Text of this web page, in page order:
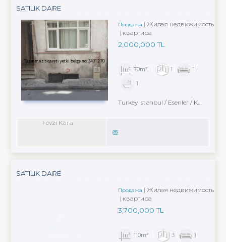
SATILIK DAIRE
Продажа
Жилая недвижимость
квартира
2,000,000 TL
70m² 1
1
1
Turkey Istanbul / Esenler / Karabayır
Fevzi Kara
SATILIK DAIRE
Продажа
Жилая недвижимость
квартира
3,700,000 TL
110m² 3
1